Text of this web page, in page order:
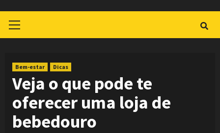
Menu
Bem-estar Dicas
Veja o que pode te
oferecer uma loja de
bebedouro